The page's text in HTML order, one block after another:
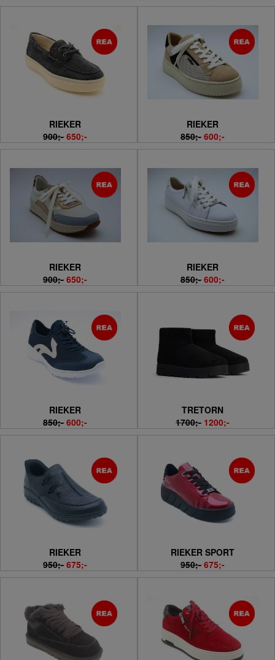
RIEKER
900;- 650;-
RIEKER
850;- 600;-
RIEKER
900;- 650;-
RIEKER
850;- 600;-
RIEKER
850;- 600;-
TRETORN
1700;- 1200;-
RIEKER
950;- 675;-
RIEKER SPORT
950;- 675;-